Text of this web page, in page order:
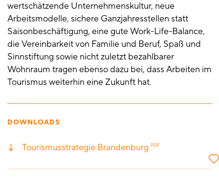
wertschätzende Unternehmenskultur, neue
Arbeitsmodelle, sichere Ganzjahresstellen statt
Saisonbeschäftigung, eine gute Work-Life-Balance,
die Vereinbarkeit von Familie und Beruf, Spaß und
Sinnstiftung sowie nicht zuletzt bezahlbarer
Wohnraum tragen ebenso dazu bei, dass Arbeiten im
Tourismus weiterhin eine Zukunft hat.
DOWNLOADS
Tourismusstrategie Brandenburg PDF